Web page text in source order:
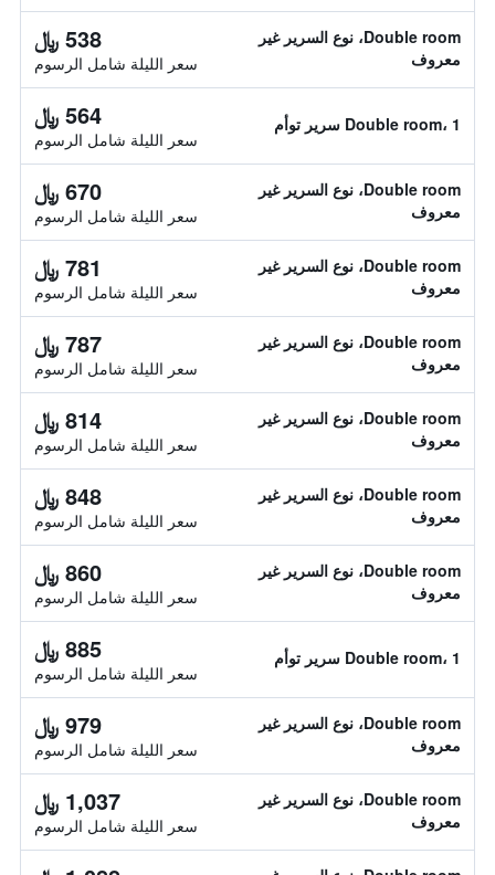
Double room، نوع السرير غير
معروف
538 ﷼
سعر الليلة شامل الرسوم
Double room، 1 سرير توأم 564 ﷼
سعر الليلة شامل الرسوم
Double room، نوع السرير غير
معروف
670 ﷼
سعر الليلة شامل الرسوم
Double room، نوع السرير غير
معروف
781 ﷼
سعر الليلة شامل الرسوم
Double room، نوع السرير غير
معروف
787 ﷼
سعر الليلة شامل الرسوم
Double room، نوع السرير غير
معروف
814 ﷼
سعر الليلة شامل الرسوم
Double room، نوع السرير غير
معروف
848 ﷼
سعر الليلة شامل الرسوم
Double room، نوع السرير غير
معروف
860 ﷼
سعر الليلة شامل الرسوم
Double room، 1 سرير توأم 885 ﷼
سعر الليلة شامل الرسوم
Double room، نوع السرير غير
معروف
979 ﷼
سعر الليلة شامل الرسوم
Double room، نوع السرير غير
معروف
1,037 ﷼
سعر الليلة شامل الرسوم